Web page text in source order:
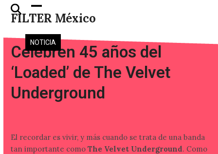
Skip
FILTER México
Open
mobile
menu
Close
mobile
menu
NOTICIA
Celebren 45 años del
‘Loaded’ de The Velvet
Underground
El recordar es vivir, y más cuando se trata de una banda
tan importante comoThe Velvet Underground. Como